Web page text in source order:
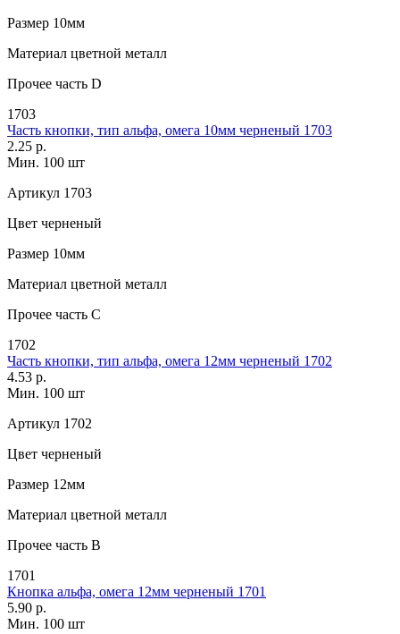
Размер 10мм
Материал цветной металл
Прочее часть D
1703
Часть кнопки, тип альфа, омега 10мм черненый 1703
2.25 р.
Мин. 100 шт
Артикул 1703
Цвет черненый
Размер 10мм
Материал цветной металл
Прочее часть С
1702
Часть кнопки, тип альфа, омега 12мм черненый 1702
4.53 р.
Мин. 100 шт
Артикул 1702
Цвет черненый
Размер 12мм
Материал цветной металл
Прочее часть В
1701
Кнопка альфа, омега 12мм черненый 1701
5.90 р.
Мин. 100 шт